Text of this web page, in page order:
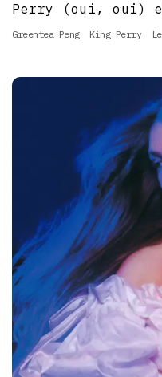
Perry (oui, oui)
Greentea Peng King Perry